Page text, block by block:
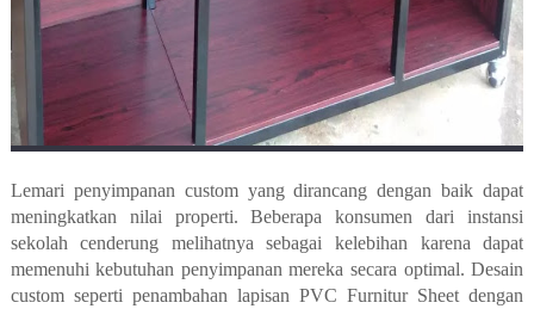
Lemari penyimpanan custom yang dirancang dengan baik dapat
meningkatkan nilai properti. Beberapa konsumen dari instansi
sekolah cenderung melihatnya sebagai kelebihan karena dapat
memenuhi kebutuhan penyimpanan mereka secara optimal. Desain
custom seperti penambahan lapisan PVC Furnitur Sheet dengan